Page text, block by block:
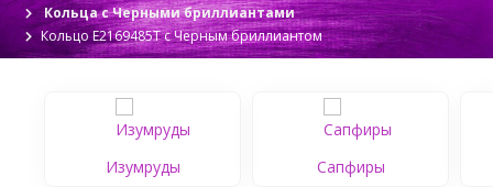
Кольца с Черными бриллиантами
Кольцо Е2169485Т с Черным бриллиантом
Изумруды Сапфиры